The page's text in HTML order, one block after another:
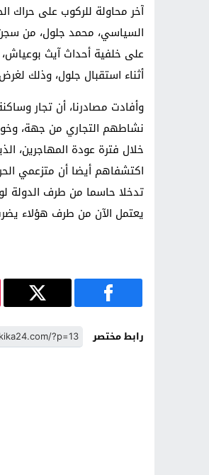
آخر محاولة للركوب على حراك
السياسي، محمد جلول، من
أثناء استقبال جلول، وذلك
وأفادت مصادرنا، أن تجار
نشاطهم التجاري من جهة،
خلال فترة عودة المهاجرين،
اكتشفاهم أيضا أن متزعمي
تدخلا حاسما من طرف الدولة
يعتمل الآن من طرف هؤلاء
رابط مختصر